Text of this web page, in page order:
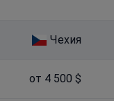
Чехия
от 4 500 $